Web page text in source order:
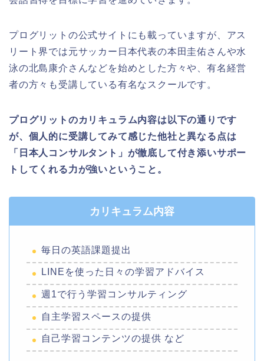
プログリットの公式サイトにも載っていますが、アス
リート界では元サッカー日本代表の本田圭佑さんや水
泳の北島康介さんなどを始めとした方々や、有名経営
者の方々も受講している有名なスクールです。
プログリットのカリキュラム内容は以下の通りです
が、個人的に受講してみて感じた他社と異なる点は
「日本人コンサルタント」が徹底して付き添いサポー
トしてくれる力が強いということ。
カリキュラム内容
毎日の英語課題提出
LINEを使った日々の学習アドバイス
週1で行う学習コンサルティング
自主学習スペースの提供
自己学習コンテンツの提供 など